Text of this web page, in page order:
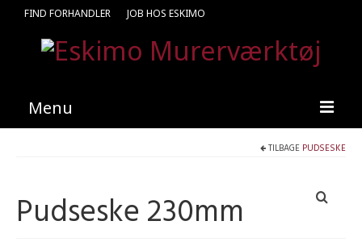
FIND FORHANDLER JOB HOS ESKIMO
Menu
Kataloger
TILBAGE PUDSESKE
Pudseske 230mm